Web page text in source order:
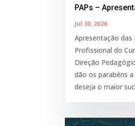
PAPs –
Jul 30, 2026
Apresentação das
Profissional do
Direção
dão os parabéns
deseja o maior